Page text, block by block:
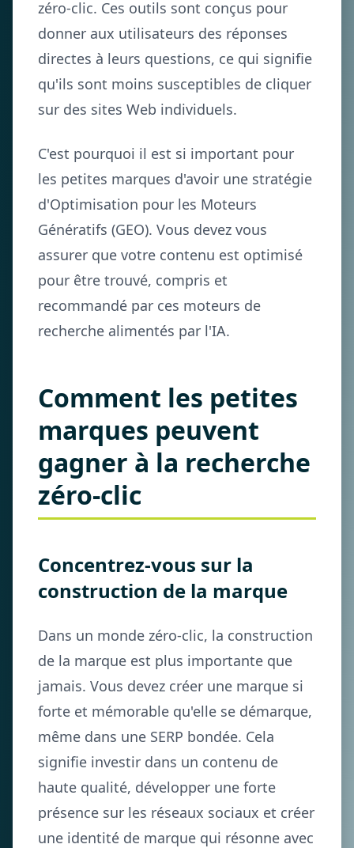
zéro-clic. Ces outils sont conçus pour
donner aux utilisateurs des réponses
directes à leurs questions, ce qui signifie
qu'ils sont moins susceptibles de cliquer
sur des sites Web individuels.
C'est pourquoi il est si important pour
les petites marques d'avoir une stratégie
d'Optimisation pour les Moteurs
Génératifs (GEO). Vous devez vous
assurer que votre contenu est optimisé
pour être trouvé, compris et
recommandé par ces moteurs de
recherche alimentés par l'IA.
Comment les petites
marques peuvent
gagner à la recherche
zéro-clic
Concentrez-vous sur la
construction de la marque
Dans un monde zéro-clic, la construction
de la marque est plus importante que
jamais. Vous devez créer une marque si
forte et mémorable qu'elle se démarque,
même dans une SERP bondée. Cela
signifie investir dans un contenu de
haute qualité, développer une forte
présence sur les réseaux sociaux et créer
une identité de marque qui résonne avec